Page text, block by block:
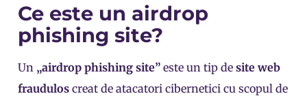
Ce este un airdrop
phishing site?
Un „airdrop phishing site” este un tip de site web
fraudulos creat de atacatori cibernetici cu scopul de